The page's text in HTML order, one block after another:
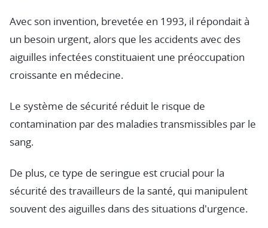
Avec son invention, brevetée en 1993, il répondait à
un besoin urgent, alors que les accidents avec des
aiguilles infectées constituaient une préoccupation
croissante en médecine.
Le système de sécurité réduit le risque de
contamination par des maladies transmissibles par le
sang.
De plus, ce type de seringue est crucial pour la
sécurité des travailleurs de la santé, qui manipulent
souvent des aiguilles dans des situations d'urgence.